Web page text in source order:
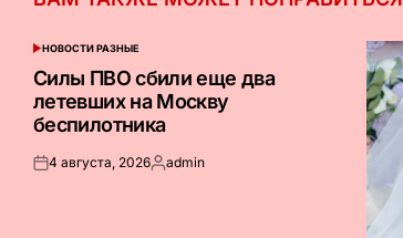
ОПУБЛИКОВАНО
НОВОСТИ РАЗНЫЕ
Силы ПВО сбили еще два
летевших на Москву
беспилотника
Опубликовано
4 августа, 2026Запись
admin